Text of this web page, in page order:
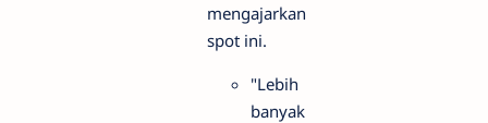
mengajarkan
spot ini.
"Lebih
banyak